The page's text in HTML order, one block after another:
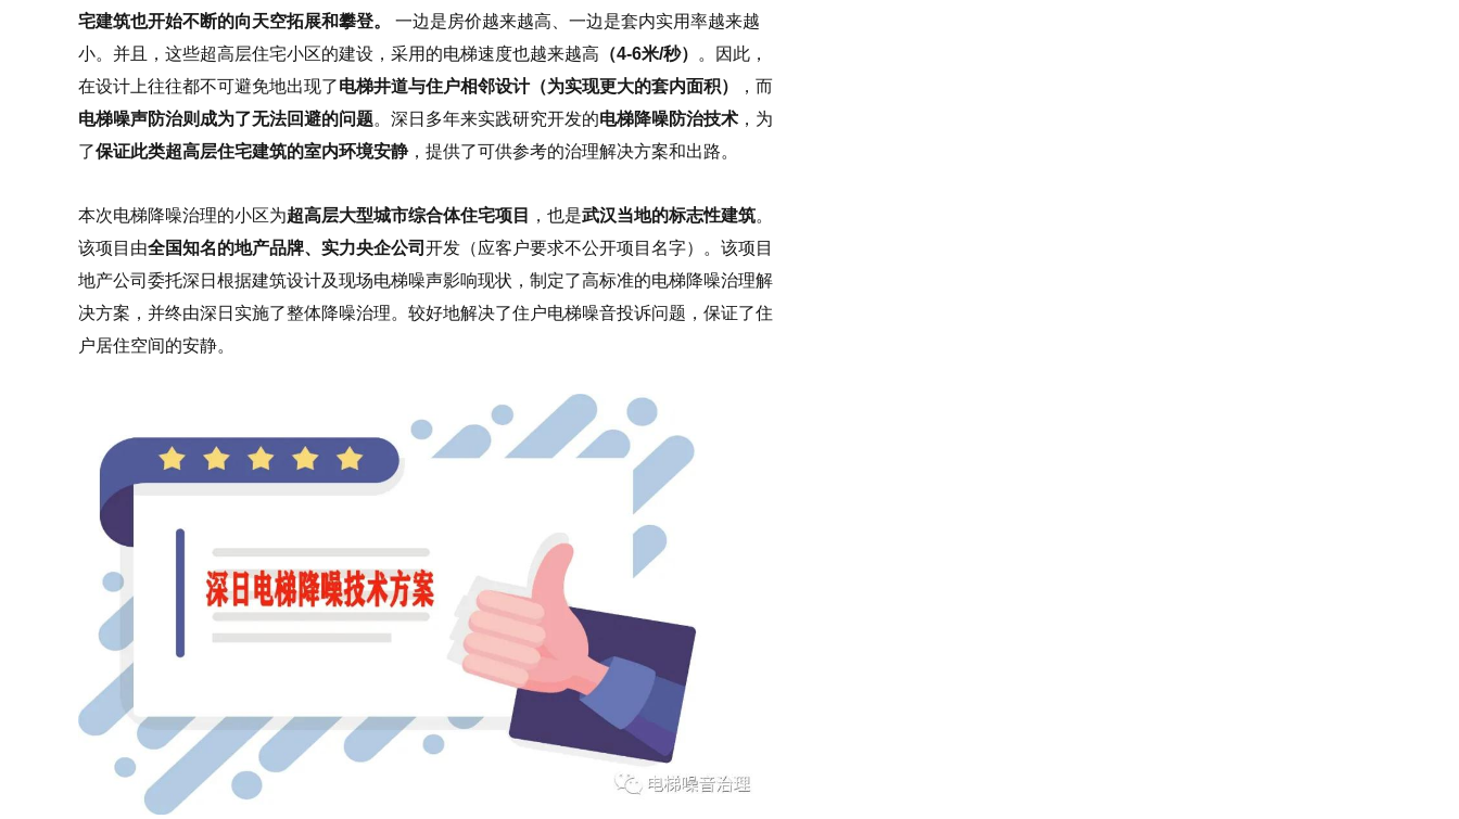
宅建筑也开始不断的向天空拓展和攀登。 一边是房价越来越高、一边是套内实用率越来越
小。并且，这些超高层住宅小区的建设，采用的电梯速度也越来越高 （4-6米/秒）
。因此，
在设计上往往都不可避免地出现了电梯井道与住户相邻设计（为实现更大的套内面积）
，而
电梯噪声防治则成为了无法回避的问题。深日多年来实践研究开发的电梯降噪防治技术 ，为
了保证此类超高层住宅建筑的室内环境安静，提供了可供参考的治理解决方案和出路。
本次电梯降噪治理的小区为超高层大型城市综合体住宅项目 ，也是武汉当地的标志性建筑。
该项目由全国知名的地产品牌、实力央企公司 开发（应客户要求不公开项目名字）。该项目
地产公司委托深日根据建筑设计及现场电梯噪声影响现状，制定了高标准的电梯降噪治理解
决方案，并终由深日实施了整体降噪治理。较好地解决了住户电梯噪音投诉问题，保证了住
户居住空间的安静。